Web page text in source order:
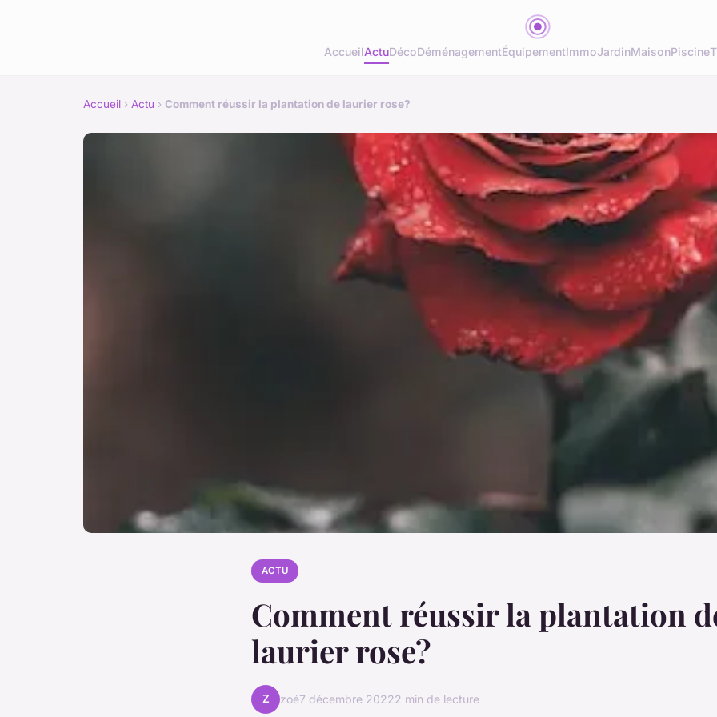
AccueilActuDécoDéménagementÉquipementImmoJardinMaisonPiscine
Accueil › Actu › Comment réussir la plantation de laurier rose?
ACTU
Comment réussir la plantation
laurier rose?
Z zoé7 décembre 20222 min de lecture